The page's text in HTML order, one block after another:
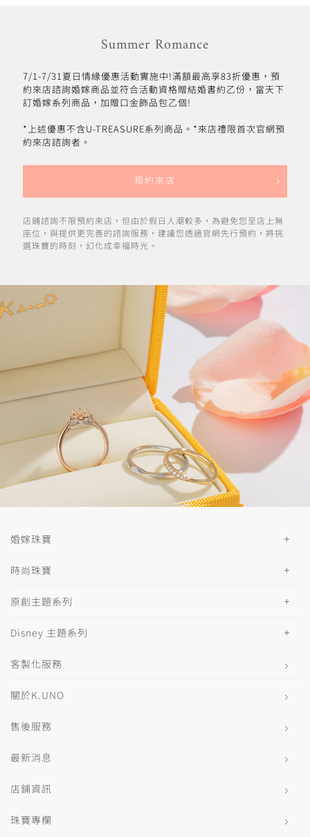
Summer Romance
7/1-7/31夏日情緣優惠活動實施中!滿額最高享83折優惠，預
約來店諮詢婚嫁商品並符合活動資格贈結婚書約乙份，當天下
訂婚嫁系列商品，加贈口金飾品包乙個!
*上述優惠不含U-TREASURE系列商品。*來店禮限首次官網預
約來店諮詢者。
預約來店
店鋪諮詢不限預約來店，但由於假日人潮較多，為避免您至店上無
座位，與提供更完善的諮詢服務，建議您透過官網先行預約，將挑
選珠寶的時刻，幻化成幸福時光。
婚嫁珠寶
時尚珠寶
原創主題系列
Disney 主題系列
客製化服務
關於K.UNO
售後服務
最新消息
店鋪資訊
珠寶專欄